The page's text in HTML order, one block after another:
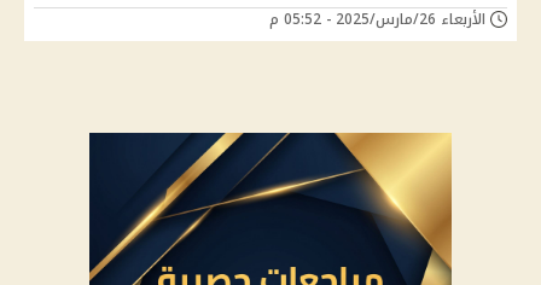
الأربعاء 26/مارس/2025 - 05:52 م